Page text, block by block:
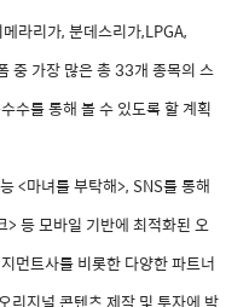
라리가,분데스리가,LPGA,
중 가장 많은 총33개 종목의 스
수를 통해 볼 수 있도록 할 계획
<마녀를 부탁해>, SNS를 통해
>등 모바일 기반에 최적화된 오
먼트사를 비롯한 다양한 파트너
리지널 콘텐츠 제작 및 투자에 박